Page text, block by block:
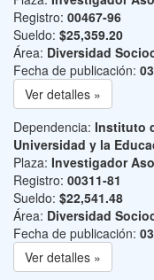
Registro: 00467-96
Sueldo: $25,359.20
Área: Diversidad
Fecha de publicación:
Ver detalles »
Dependencia: Instituto
Universidad y la
Plaza: Investigador
Registro: 00311-81
Sueldo: $22,541.48
Área: Diversidad
Fecha de publicación:
Ver detalles »